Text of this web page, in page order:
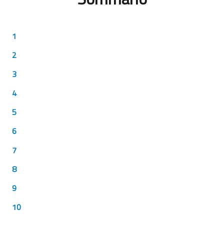
1
2
3
4
5
6
7
8
9
10